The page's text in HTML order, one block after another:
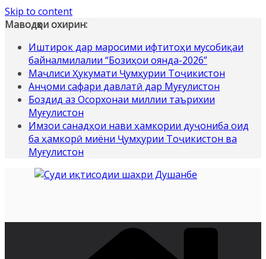
Skip to content
Маводҳои охирин:
Иштирок дар маросими ифтитоҳи мусобиқаи
байналмилалии “Бозиҳои оянда-2026”
Маҷлиси Ҳукумати Ҷумҳурии Тоҷикистон
Анҷоми сафари давлатӣ дар Муғулистон
Боздид аз Осорхонаи миллии таърихии
Муғулистон
Имзои санадҳои нави ҳамкории дуҷониба оид
ба ҳамкорӣ миёни Ҷумҳурии Тоҷикистон ва
Муғулистон